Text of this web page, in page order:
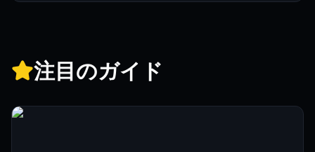
注目のガイド